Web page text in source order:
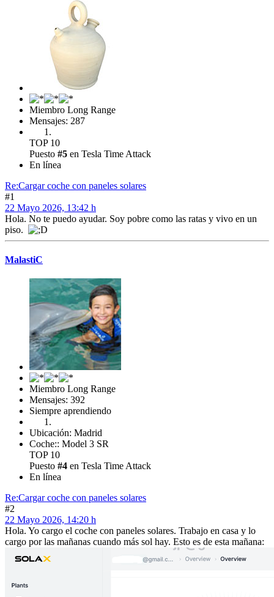
Miembro Long Range
Mensajes: 287
TOP 10
Puesto #5 en Tesla Time Attack
En línea
Re:Cargar coche con paneles solares
#1
22 Mayo 2026, 13:42 h
Hola. No te puedo ayudar. Soy pobre como las ratas y vivo en un
piso.
MalastiC
Miembro Long Range
Mensajes: 392
Siempre aprendiendo
Ubicación: Madrid
Coche:: Model 3 SR
TOP 10
Puesto #4 en Tesla Time Attack
En línea
Re:Cargar coche con paneles solares
#2
22 Mayo 2026, 14:20 h
Hola. Yo cargo el coche con paneles solares. Trabajo en casa y lo
cargo por las mañanas cuando más sol hay. Esto es de esta mañana: